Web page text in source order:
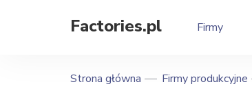
Factories.pl Firmy
Strona główna Firmy produkcyjne